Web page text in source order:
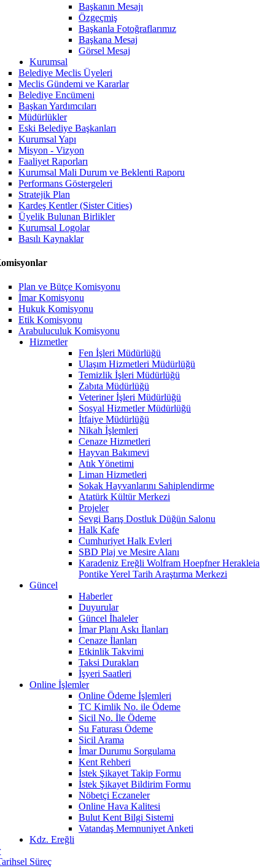
Başkanın Mesajı
Özgeçmiş
Başkanla Fotoğraflarımız
Başkana Mesaj
Görsel Mesaj
Kurumsal
Belediye Meclis Üyeleri
Meclis Gündemi ve Kararlar
Belediye Encümeni
Başkan Yardımcıları
Müdürlükler
Eski Belediye Başkanları
Kurumsal Yapı
Misyon - Vizyon
Faaliyet Raporları
Kurumsal Mali Durum ve Beklenti Raporu
Performans Göstergeleri
Stratejik Plan
Kardeş Kentler (Sister Cities)
Üyelik Bulunan Birlikler
Kurumsal Logolar
Basılı Kaynaklar
Plan ve Bütçe Komisyonu
İmar Komisyonu
Hukuk Komisyonu
Etik Komisyonu
Arabuluculuk Komisyonu
Hizmetler
Fen İşleri Müdürlüğü
Ulaşım Hizmetleri Müdürlüğü
Temizlik İşleri Müdürlüğü
Zabıta Müdürlüğü
Veteriner İşleri Müdürlüğü
Sosyal Hizmetler Müdürlüğü
İtfaiye Müdürlüğü
Nikah İşlemleri
Cenaze Hizmetleri
Hayvan Bakımevi
Atık Yönetimi
Liman Hizmetleri
Sokak Hayvanlarını Sahiplendirme
Atatürk Kültür Merkezi
Projeler
Sevgi Barış Dostluk Düğün Salonu
Halk Kafe
Cumhuriyet Halk Evleri
SBD Plaj ve Mesire Alanı
Karadeniz Ereğli Wolfram Hoepfner Herakleia
Pontike Yerel Tarih Araştırma Merkezi
Güncel
Haberler
Duyurular
Güncel İhaleler
İmar Planı Askı İlanları
Cenaze İlanları
Etkinlik Takvimi
Taksi Durakları
İşyeri Saatleri
Online İşlemler
Online Ödeme İşlemleri
TC Kimlik No. ile Ödeme
Sicil No. İle Ödeme
Su Faturası Ödeme
Sicil Arama
İmar Durumu Sorgulama
Kent Rehberi
İstek Şikayet Takip Formu
İstek Şikayet Bildirim Formu
Nöbetçi Eczaneler
Online Hava Kalitesi
Bulut Kent Bilgi Sistemi
Vatandaş Memnuniyet Anketi
Kdz. Ereğli
Süreç